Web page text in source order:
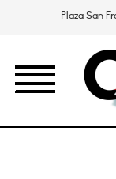
Plaza San